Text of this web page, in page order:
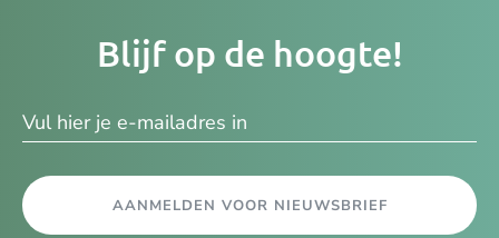
Blijf op de hoogte!
AANMELDEN VOOR NIEUWSBRIEF